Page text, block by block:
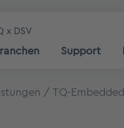
x DSV
Support
TQ-Embedded